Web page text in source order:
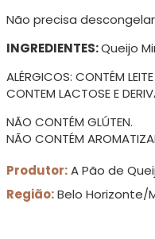
Não precisa
INGREDIENTES:Queijo
ALÉRGICOS: CONTÉM
CONTEM LACTOSE E
NÃO CONTÉM GLÚTEN.
NÃO CONTÉM
Produtor:A Pão de
Região:Belo Horizonte/